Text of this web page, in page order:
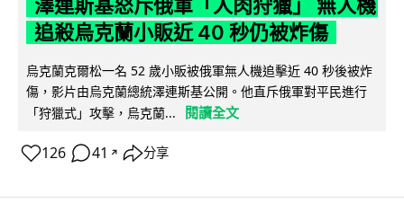
澤連斯基怒斥俄軍「人肉狩獵」 無人機
追殺烏克蘭小販近 40 秒仍被炸傷
烏克蘭克爾松一名 52 歲小販被俄軍無人機追擊近 40 秒後被炸
傷，影片由烏克蘭總統澤連斯基公開。他直斥俄軍對平民進行
「狩獵式」攻擊，烏克蘭...
閱讀全文
126 41 ↗ 分享